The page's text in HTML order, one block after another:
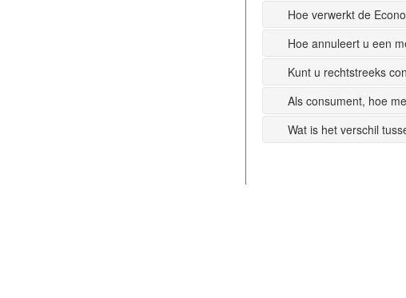
Hoe verwerkt de
Hoe annuleert u een
Kunt u rechtstreeks
Als consument, hoe
Wat is het verschil